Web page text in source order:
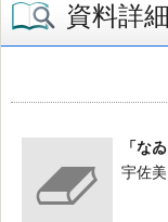
資料詳細
「な
宇佐